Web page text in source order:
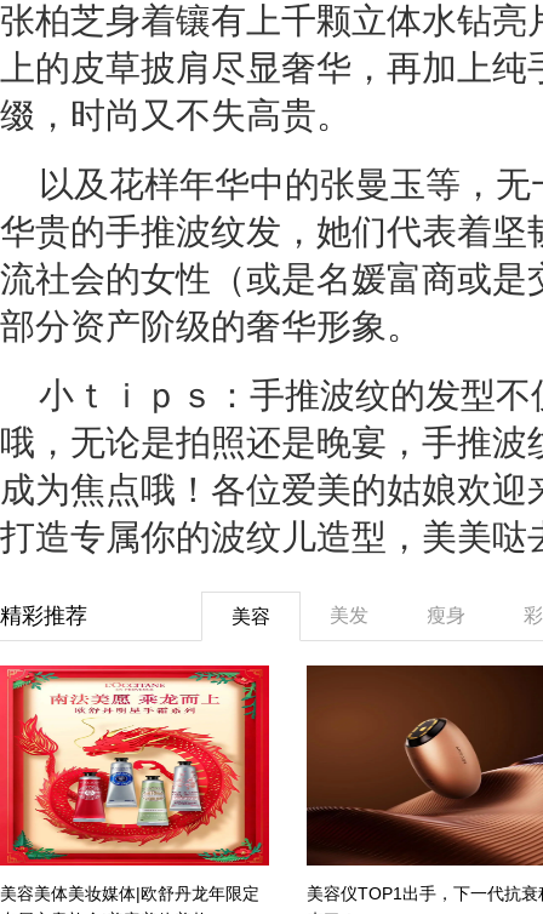
张柏芝身着镶有上千颗立体水钻亮
上的皮草披肩尽显奢华，再加上
缀，时尚又不失高贵。
以及花样年华中的张曼玉等，
华贵的手推波纹发，她们代表着坚
流社会的女性（或是名媛富商或是
部分资产阶级的奢华形象。
小ｔｉｐｓ：手推波纹的发型
哦，无论是拍照还是晚宴，手推
成为焦点哦！各位爱美的姑娘欢
打造专属你的波纹儿造型，美美哒
精彩推荐 美容 美发 瘦身
美容美体美妆媒体|欧舒丹龙年限定
美容仪TOP1出手，下一代抗衰